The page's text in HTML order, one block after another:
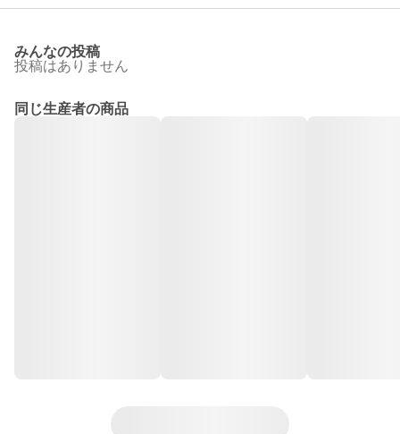
みんなの投稿
投稿はありません
同じ生産者の商品